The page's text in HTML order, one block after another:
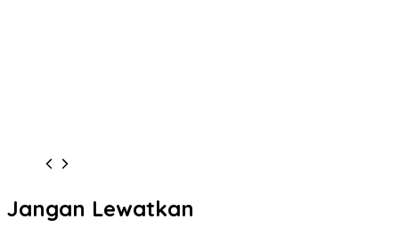
Jangan Lewatkan